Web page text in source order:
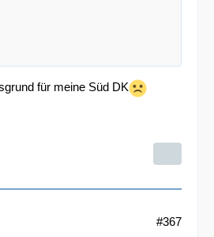
für meine Süd DK
#367